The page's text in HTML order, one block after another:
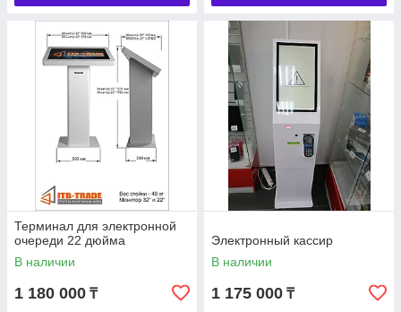
Терминал для электронной
очереди 22 дюйма
В наличии
1 180 000 ₸
Электронный кассир
В наличии
1 175 000 ₸